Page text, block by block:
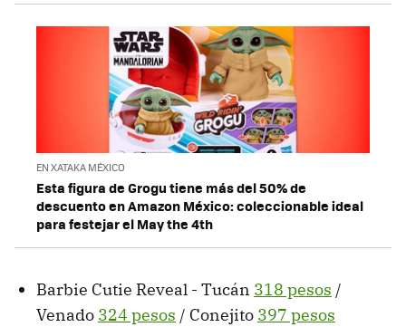
EN XATAKA MÉXICO
Esta figura de Grogu tiene más del 50% de
descuento en Amazon México: coleccionable ideal
para festejar el May the 4th
Barbie Cutie Reveal - Tucán 318 pesos /
Venado 324 pesos / Conejito 397 pesos